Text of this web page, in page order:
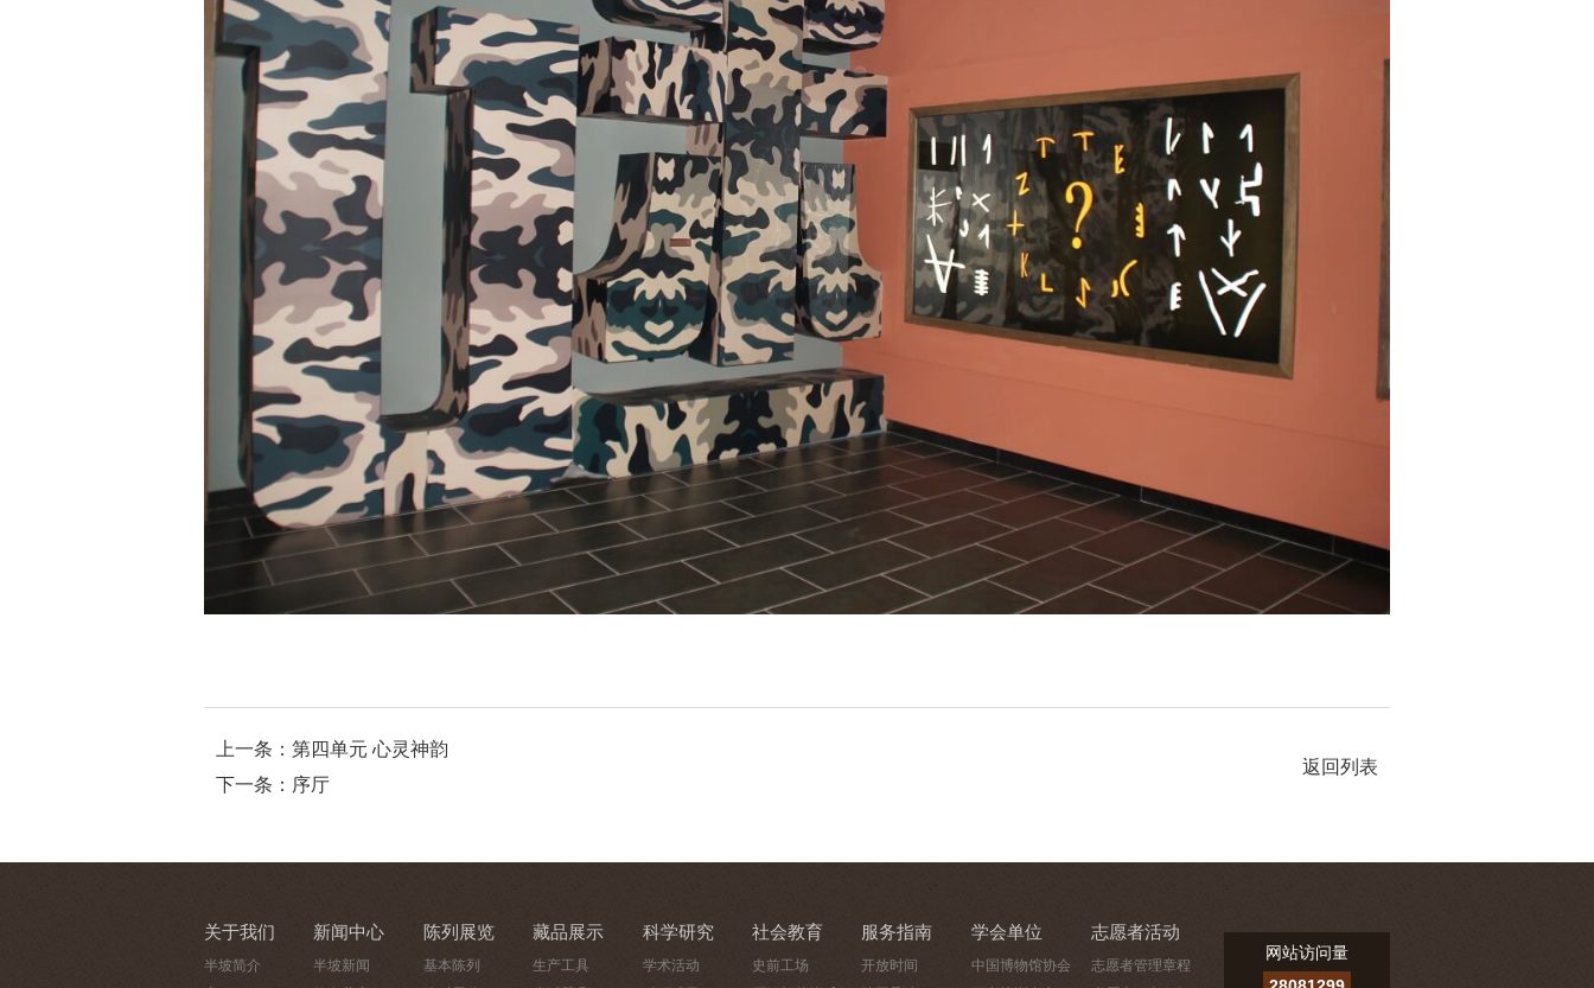
上一条：第四单元 心灵神韵
下一条：序厅
返回列表
关于我们
半坡简介
新闻中心
半坡新闻
陈列展览
基本陈列
藏品展示
生产工具
科学研究
学术活动
社会教育
史前工场
服务指南
开放时间
学会单位
中国博物馆协会
志愿者活动
志愿者管理章程
网站访问量